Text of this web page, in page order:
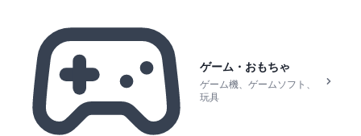
ゲーム・おもちゃ
ゲーム機、ゲームソフト、
玩具